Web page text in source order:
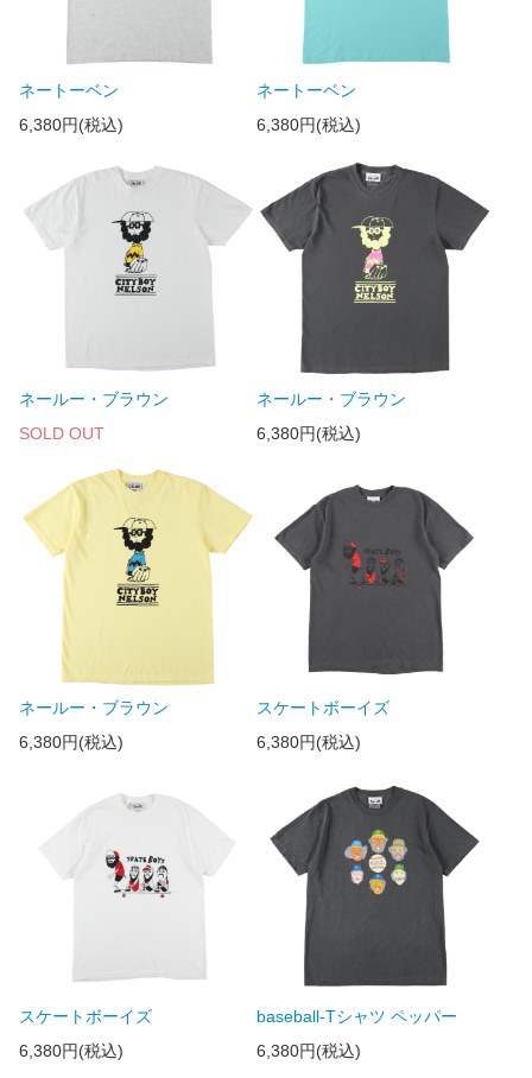
ネートーベン
6,380円(税込)
ネートーベン
6,380円(税込)
ネールー・ブラウン
SOLD OUT
ネールー・ブラウン
6,380円(税込)
ネールー・ブラウン
6,380円(税込)
スケートボーイズ
6,380円(税込)
スケートボーイズ
6,380円(税込)
baseball-Tシャツ ペッパー
6,380円(税込)